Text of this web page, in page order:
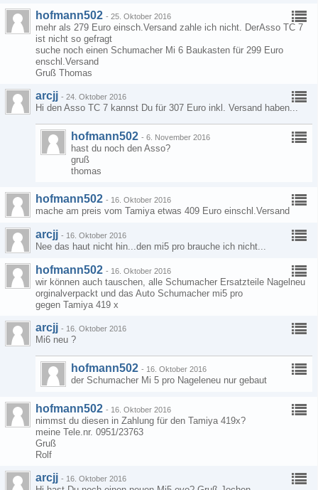
hofmann502 - 25. Oktober 2016
mehr als 279 Euro einsch.Versand zahle ich nicht. DerAsso TC 7
ist nicht so gefragt
suche noch einen Schumacher Mi 6 Baukasten für 299 Euro
enschl.Versand
Gruß Thomas
arcjj - 24. Oktober 2016
Hi den Asso TC 7 kannst Du für 307 Euro inkl. Versand haben...
hofmann502 - 6. November 2016
hast du noch den Asso?
gruß
thomas
hofmann502 - 16. Oktober 2016
mache am preis vom Tamiya etwas 409 Euro einschl.Versand
arcjj - 16. Oktober 2016
Nee das haut nicht hin...den mi5 pro brauche ich nicht...
hofmann502 - 16. Oktober 2016
wir können auch tauschen, alle Schumacher Ersatzteile Nagelneu
orginalverpackt und das Auto Schumacher mi5 pro
gegen Tamiya 419 x
arcjj - 16. Oktober 2016
Mi6 neu ?
hofmann502 - 16. Oktober 2016
der Schumacher Mi 5 pro Nageleneu nur gebaut
hofmann502 - 16. Oktober 2016
nimmst du diesen in Zahlung für den Tamiya 419x?
meine Tele.nr. 0951/23763
Gruß
Rolf
arcjj - 16. Oktober 2016